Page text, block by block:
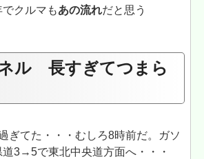
クルマもあの流れだと思う
ル 長すぎてつまら
ぎてた・・・むしろ8時前だ。ガソ
道3→5で東北中央道方面へ・・・